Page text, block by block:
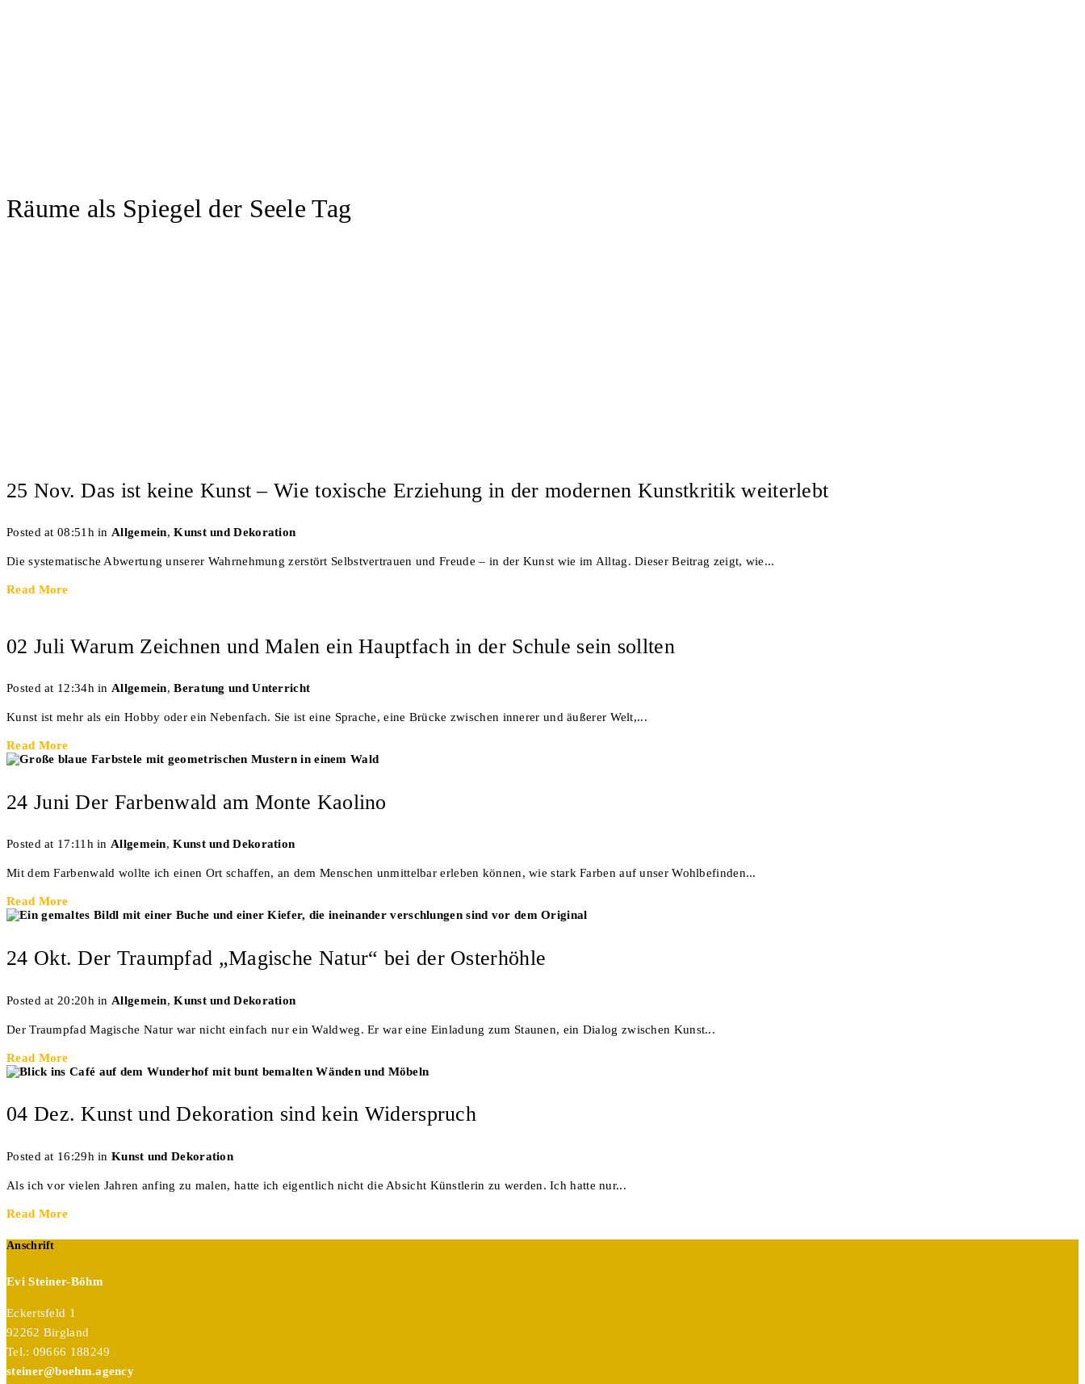
Räume als Spiegel der Seele Tag
25 Nov. Das ist keine Kunst – Wie toxische Erziehung in der modernen Kunstkritik weiterlebt
Posted at 08:51h in Allgemein,Kunst und Dekoration
Die systematische Abwertung unserer Wahrnehmung zerstört Selbstvertrauen und Freude – in der Kunst wie im Alltag. Dieser Beitrag zeigt, wie...
Read More
02 Juli Warum Zeichnen und Malen ein Hauptfach in der Schule sein sollten
Posted at 12:34hinAllgemein,Beratung und Unterricht
Kunst ist mehr als ein Hobby oder ein Nebenfach. Sie ist eine Sprache, eine Brücke zwischen innerer und äußerer Welt,...
Read More
24 Juni Der Farbenwald am Monte Kaolino
Posted at 17:11hinAllgemein,Kunst und Dekoration
Mit dem Farbenwald wollte ich einen Ort schaffen, an dem Menschen unmittelbar erleben können, wie stark Farben auf unser Wohlbefinden...
Read More
24 Okt. Der Traumpfad „Magische Natur“ bei der Osterhöhle
Posted at 20:20h in Allgemein,Kunst und Dekoration
Der Traumpfad Magische Natur war nicht einfach nur ein Waldweg. Er war eine Einladung zum Staunen, ein Dialog zwischen Kunst...
Read More
04 Dez. Kunst und Dekoration sind kein Widerspruch
Posted at 16:29h inKunst und Dekoration
Als ich vor vielen Jahren anfing zu malen, hatte ich eigentlich nicht die Absicht Künstlerin zu werden. Ich hatte nur...
Read More
Anschrift
Evi Steiner-Böhm
Eckertsfeld 1
92262 Birgland
Tel.: 09666 188249
steiner@boehm.agency